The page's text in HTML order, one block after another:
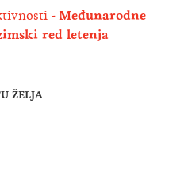
Međunarodne
red letenja
ŽELJA